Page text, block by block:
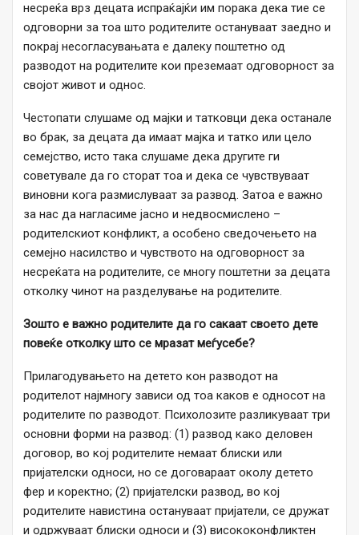
несреќа врз децата испраќајќи им порака дека тие се
одговорни за тоа што родителите остануваат заедно и
покрај несогласувањата е далеку поштетно од
разводот на родителите кои преземаат одговорност за
својот живот и однос.
Честопати слушаме од мајки и татковци дека останале
во брак, за децата да имаат мајка и татко или цело
семејство, исто така слушаме дека другите ги
советувале да го сторат тоа и дека се чувствуваат
виновни кога размислуваат за развод. Затоа е важно
за нас да нагласиме јасно и недвосмислено –
родителскиот конфликт, а особено сведочењето на
семејно насилство и чувството на одговорност за
несреќата на родителите, се многу поштетни за децата
отколку чинот на разделување на родителите.
Зошто е важно родителите да го сакаат своето дете
повеќе отколку што се мразат меѓусебе?
Прилагодувањето на детето кон разводот на
родителот најмногу зависи од тоа какoв e односот на
родителите по разводот. Психолозите разликуваат три
основни форми на развод: (1) развод како деловен
договор, во кој родителите немаат блиски или
пријателски односи, но се договараат околу детето
фер и коректно; (2) пријателски развод, во кој
родителите навистина остануваат пријатели, се дружат
и одржуваат блиски односи и (3) висококонфликтен